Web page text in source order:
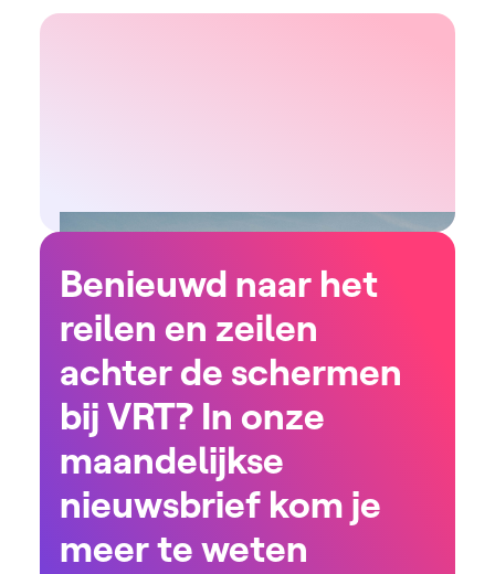
Benieuwd naar het
reilen en zeilen
achter de schermen
bij VRT? In onze
maandelijkse
nieuwsbrief kom je
meer te weten